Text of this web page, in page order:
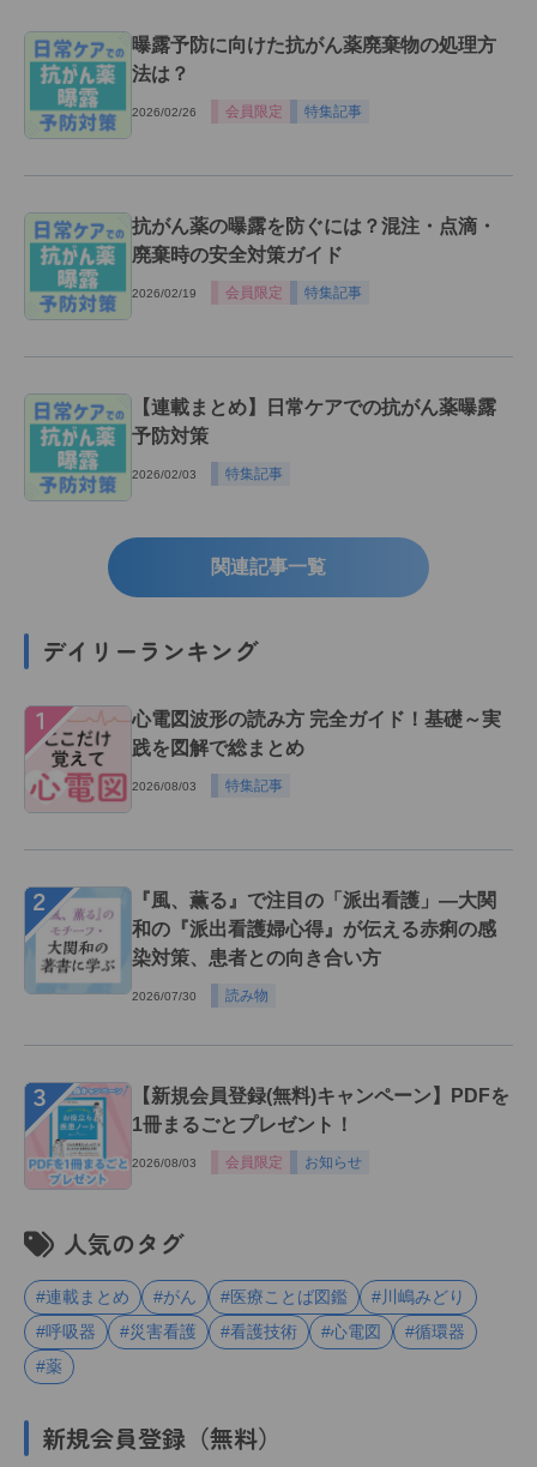
曝露予防に向けた抗がん薬廃棄物の処理方
法は？
2026/02/26 会員限定 特集記事
抗がん薬の曝露を防ぐには？混注・点滴・
廃棄時の安全対策ガイド
2026/02/19 会員限定 特集記事
【連載まとめ】日常ケアでの抗がん薬曝露
予防対策
2026/02/03 特集記事
関連記事一覧
デイリーランキング
１
心電図波形の読み方 完全ガイド！基礎～実
践を図解で総まとめ
2026/08/03 特集記事
２
『風、薫る』で注目の「派出看護」―大関
和の『派出看護婦心得』が伝える赤痢の感
染対策、患者との向き合い方
2026/07/30 読み物
３
【新規会員登録(無料)キャンペーン】PDFを
1冊まるごとプレゼント！
2026/08/03 会員限定 お知らせ
人気のタグ
#連載まとめ #がん #医療ことば図鑑
#川嶋みどり
#呼吸器
#災害看護 #看護技術 #心電図
#循環器
#薬
新規会員登録（無料）